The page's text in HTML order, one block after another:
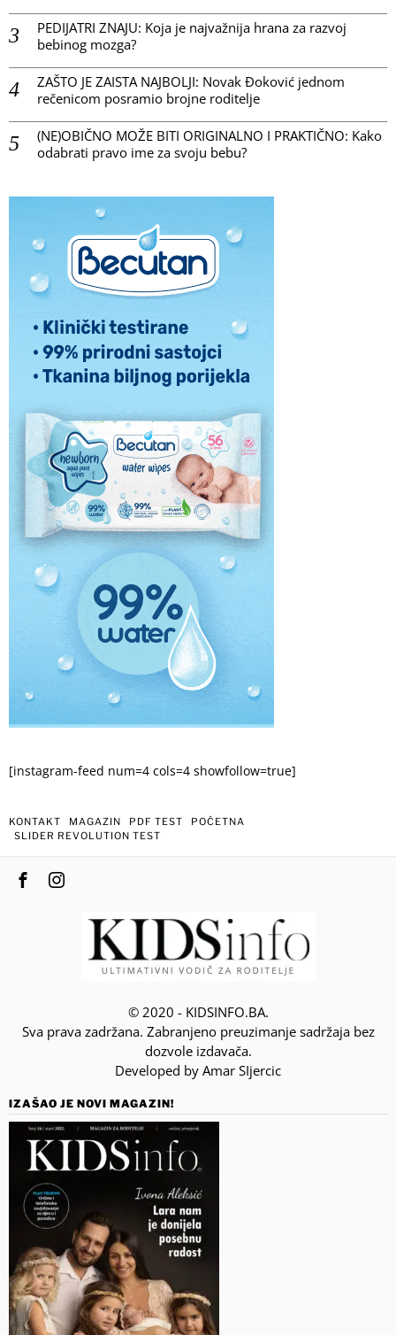
PEDIJATRI ZNAJU: Koja je najvažnija hrana za razvoj
bebinog mozga?
ZAŠTO JE ZAISTA NAJBOLJI: Novak Đoković jednom
rečenicom posramio brojne roditelje
(NE)OBIČNO MOŽE BITI ORIGINALNO I PRAKTIČNO: Kako
odabrati pravo ime za svoju bebu?
[instagram-feed num=4 cols=4 showfollow=true]
KONTAKT MAGAZIN PDF TEST
POČETNA
SLIDER REVOLUTION TEST
© 2020 - KIDSINFO.BA.
Sva prava zadržana. Zabranjeno preuzimanje sadržaja bez
dozvole izdavača.
Developed by Amar SIjercic
IZAŠAO JE NOVI MAGAZIN!